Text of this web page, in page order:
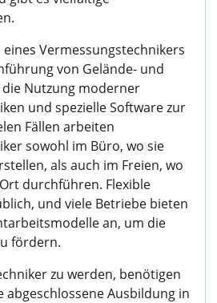
Vermessungstechnikers
von Gelände- und
Nutzung moderner
und spezielle Software zur
Fällen arbeiten
sowohl im Büro, wo sie
als auch im Freien, wo
durchführen. Flexible
und viele Betriebe bieten
an, um die
fördern.
zu werden, benötigen
abgeschlossene Ausbildung in